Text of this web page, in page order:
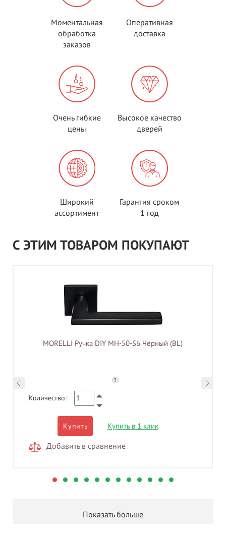
Моментальная
обработка
заказов
Оперативная
доставка
Очень гибкие
цены
Высокое качество
дверей
Широкий
ассортимент
Гарантия сроком
1 год
С ЭТИМ ТОВАРОМ ПОКУПАЮТ
MORELLI Ручка DIY MH-50-S6 Чёрный (BL)
?
Количество:
Купить Купить в 1 клик
Добавить в сравнение
Показать больше